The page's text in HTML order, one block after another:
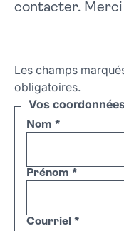
contacter.
Les champs
obligatoires.
Vos
Nom *
Prénom *
Courriel *